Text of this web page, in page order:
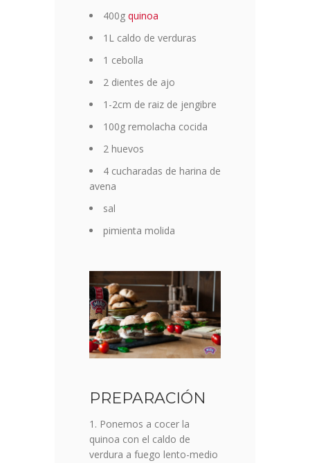
400g quinoa
1L caldo de verduras
1 cebolla
2 dientes de ajo
1-2cm de raiz de jengibre
100g remolacha cocida
2 huevos
4 cucharadas de harina de
avena
sal
pimienta molida
PREPARACIÓN
Ponemos a cocer la
quinoa con el caldo de
verdura a fuego lento-medio